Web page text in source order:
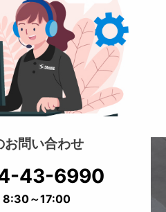
お問い合わせ
43-6990
8:30～17:00